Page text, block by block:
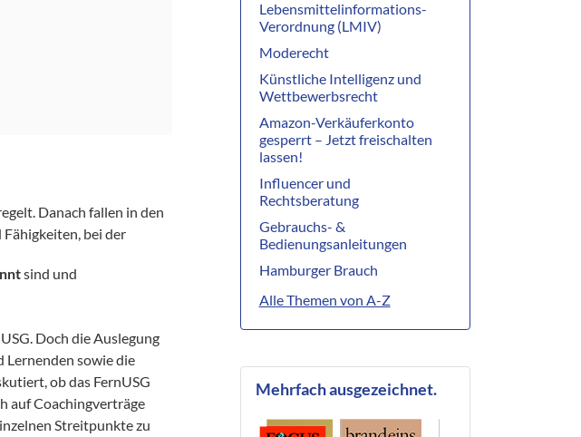
Danach fallen in den
bei der
sind und
Doch die Auslegung
Lernenden sowie die
ob das FernUSG
auf Coachingverträge
Streitpunkte zu
Lebensmittelinformations-
Verordnung (LMIV)
Moderecht
Künstliche Intelligenz und
Wettbewerbsrecht
Amazon-Verkäuferkonto
gesperrt – Jetzt freischalten
lassen!
Influencer und
Rechtsberatung
Gebrauchs- &
Bedienungsanleitungen
Hamburger Brauch
Alle Themen von A-Z
Mehrfach ausgezeichnet.